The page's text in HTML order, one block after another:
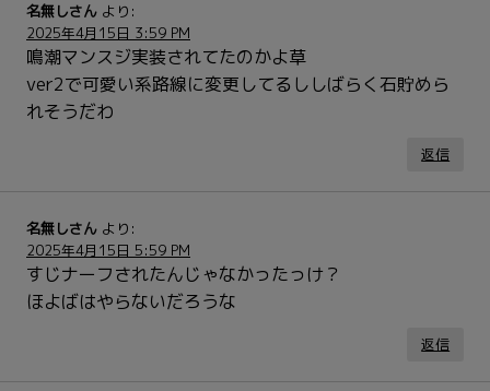
名無しさん より:
2025年4月15日 3:59 PM
鳴潮マンスジ実装されてたのかよ草
ver2で可愛い系路線に変更してるししばらく石貯めら
れそうだわ
返信
名無しさん より:
2025年4月15日 5:59 PM
すじナーフされたんじゃなかったっけ？
ほよばはやらないだろうな
返信